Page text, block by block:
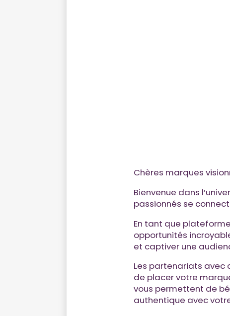
Chères marques
Bienvenue dans
passionnés se
En tant que
opportunités
et captiver une
Les partenariats avec
de placer votre
vous permettent de
authentique avec